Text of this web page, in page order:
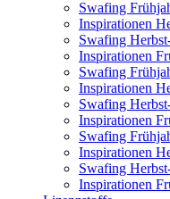
Swafing
Inspirationen
Swafing
Inspirationen
Swafing
Inspirationen
Swafing
Inspirationen
Swafing
Inspirationen
Swafing
Inspirationen